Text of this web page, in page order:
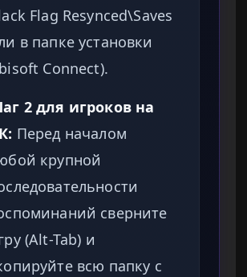
Flag Resynced\Saves
в папке установки
Connect).
2 для игроков на
Перед началом
крупной
сверните
(Alt-Tab) и
всю папку с